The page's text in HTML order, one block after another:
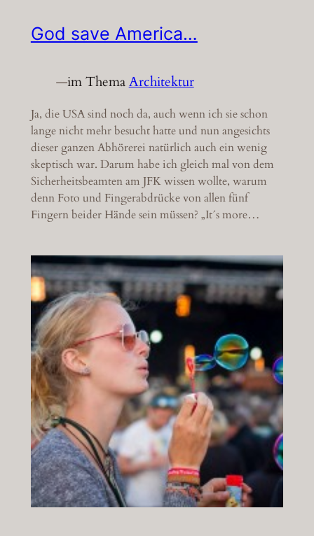
God save America…
—im ThemaArchitektur
Ja, die USA sind noch da, auch wenn ich sie schon
lange nicht mehr besucht hatte und nun angesichts
dieser ganzen Abhörerei natürlich auch ein wenig
skeptisch war. Darum habe ich gleich mal von dem
Sicherheitsbeamten am JFK wissen wollte, warum
denn Foto und Fingerabdrücke von allen fünf
Fingern beider Hände sein müssen? „It´s more…